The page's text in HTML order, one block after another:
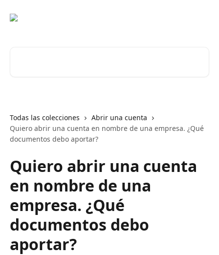
Todas las colecciones
Abrir una cuenta
Quiero abrir una cuenta en nombre de una empresa. ¿Qué
documentos debo aportar?
Quiero abrir una cuenta
en nombre de una
empresa. ¿Qué
documentos debo
aportar?